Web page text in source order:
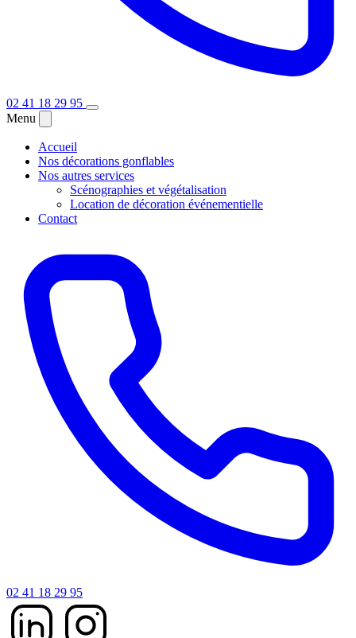
02 41 18 29 95
Menu
Accueil
Nos décorations gonflables
Nos autres services
Scénographies et végétalisation
Location de décoration événementielle
Contact
02 41 18 29 95